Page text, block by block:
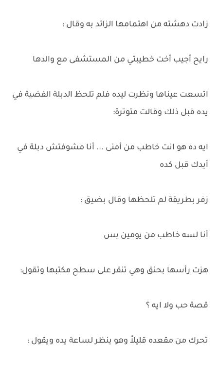
زادت دهشته من اهتمامها الزائد به وقال :
رايح أجيب أخت خطيبتي من المستشفى مع والدها
اتسعت عيناها ونظرت ليده فلم تلحظ الدبلة الفضية في
يده قبل ذلك وقالت متوترة:
ايه ده هو انت خاطب من أمنى ... أنا مشوفتش دبلة في
أيدك قبل كده
زفر بطريقة لم تلحظها وقال بضيق :
أنا لسه خاطب من يومين بس
هزت رأسها بحنق وهي تنقر على سطح مكتبها وتقول:
قصة حب ولا ايه ؟
تحرك من مقعده قليلاً وهو ينظر لساعة يده ويقول :